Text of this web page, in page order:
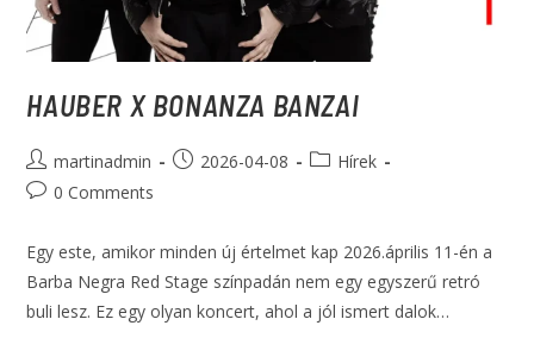
HAUBER X BONANZA BANZAI
martinadmin 2026-04-08
Hírek
0 Comments
Egy este, amikor minden új értelmet kap 2026.április 11-én a
Barba Negra Red Stage színpadán nem egy egyszerű retró
buli lesz. Ez egy olyan koncert, ahol a jól ismert dalok…